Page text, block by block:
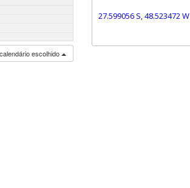
escolhido
27.599056 S, 48.523472 W